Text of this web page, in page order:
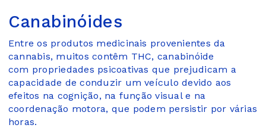
Canabinóides
Entre os produtos medicinais provenientes da
cannabis, muitos contêm THC, canabinóide
com propriedades psicoativas que prejudicam a
capacidade de conduzir um veículo devido aos
efeitos na cognição, na função visual e na
coordenação motora, que podem persistir por várias
horas.